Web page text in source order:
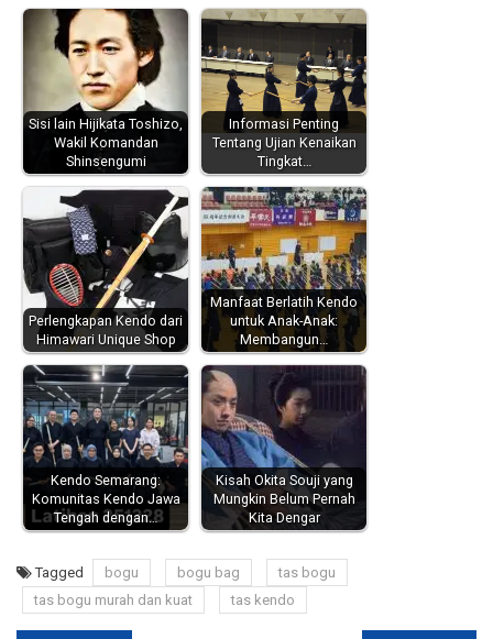
Sisi lain Hijikata Toshizo,
Wakil Komandan
Shinsengumi
Informasi Penting
Tentang Ujian Kenaikan
Tingkat…
Perlengkapan Kendo dari
Himawari Unique Shop
Manfaat Berlatih Kendo
untuk Anak-Anak:
Membangun…
Kendo Semarang:
Komunitas Kendo Jawa
Tengah dengan…
Kisah Okita Souji yang
Mungkin Belum Pernah
Kita Dengar
Tagged bogu bogu bag
tas bogu
tas bogu murah dan kuat
tas kendo